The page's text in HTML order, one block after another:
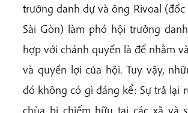
trưởng danh dự và ông Rivoal
Sài Gòn) làm phó hội trưởng
hợp với chánh quyền là để nhằm
và quyền lợi của hội. Tuy vậy,
đó không có gì đáng kể: Sự trả lại
chùa bị chiếm hữu tại các xã và